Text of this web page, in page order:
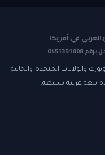
في أمريكا
والولايات المتحدة والجالية
بلغة عربية بسيطة.